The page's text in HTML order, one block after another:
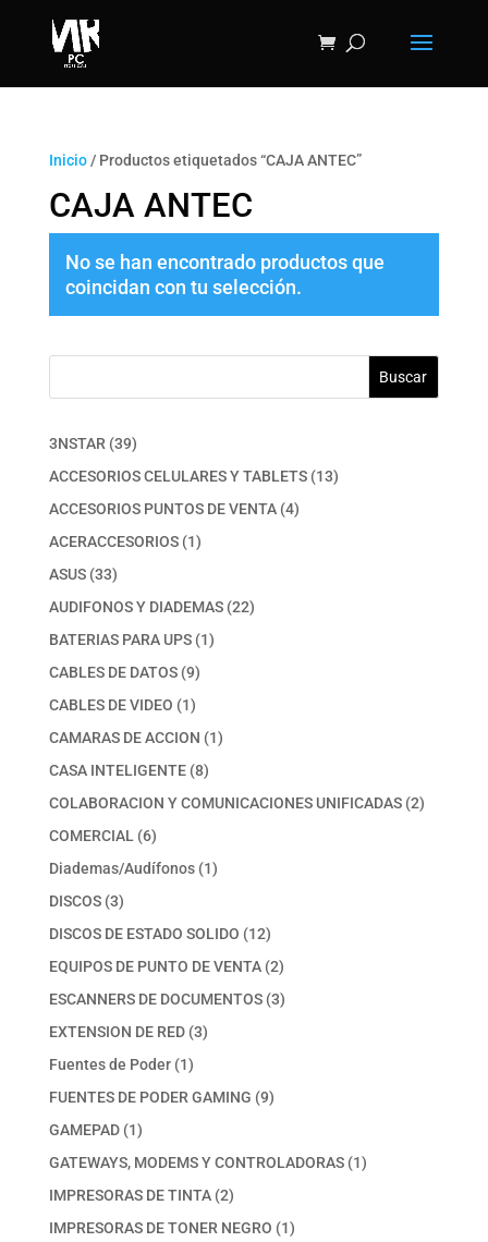
Inicio/ Productos etiquetados “CAJA ‎ANTEC”
CAJA ‎ANTEC
No se han encontrado productos que
coincidan con tu selección.
Buscar
3NSTAR 3939
productos
ACCESORIOS CELULARES Y TABLETS 1313
ACCESORIOS PUNTOS DE VENTA 44
ACERACCESORIOS 11
ASUS 3333
productos
AUDIFONOS Y DIADEMAS 2222
BATERIAS PARA UPS 11
CABLES DE DATOS 99
productos
CABLES DE VIDEO 11
producto
CAMARAS DE ACCION 11
CASA INTELIGENTE 88
productos
COLABORACION Y COMUNICACIONES UNIFICADAS 22
COMERCIAL 66
productos
Diademas/Audífonos 11
DISCOS 33
productos
DISCOS DE ESTADO SOLIDO 1212
productos
EQUIPOS DE PUNTO DE VENTA 22
productos
ESCANNERS DE DOCUMENTOS 33
EXTENSION DE RED 33
Fuentes de Poder 11
producto
FUENTES DE PODER GAMING 99
GAMEPAD 11
producto
GATEWAYS, MODEMS Y CONTROLADORAS 11
IMPRESORAS DE TINTA 22
productos
IMPRESORAS DE TONER NEGRO 11